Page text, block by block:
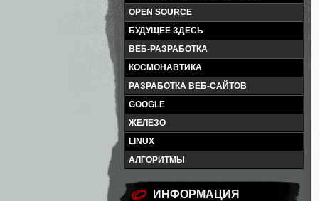
OPEN SOURCE
БУДУЩЕЕ ЗДЕСЬ
ВЕБ-РАЗРАБОТКА
КОСМОНАВТИКА
РАЗРАБОТКА ВЕБ-САЙТОВ
GOOGLE
ЖЕЛЕЗО
LINUX
АЛГОРИТМЫ
ИНФОРМАЦИЯ